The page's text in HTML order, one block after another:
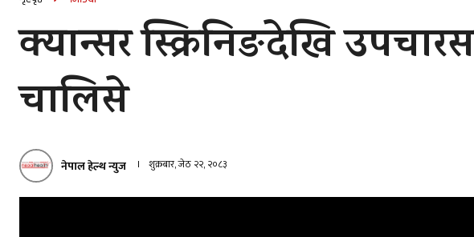
क्यान्सर स्क्रिनिङदेखि
चालिसे
नेपाल हेल्थ न्युज शुक्रबार, जेठ २२, २०८३